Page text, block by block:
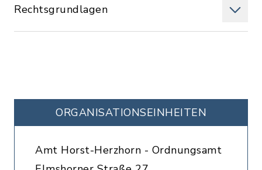
Rechtsgrundlagen
ORGANISATIONS­EINHEITEN
Amt Horst-Herzhorn - Ordnungsamt